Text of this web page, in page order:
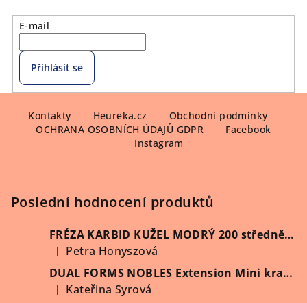
E-mail
Přihlásit se
Kontakty Heureka.cz
Obchodní podminky
OCHRANA OSOBNÍCH ÚDAJŮ GDPR
Facebook
Instagram
Poslední hodnocení produktů
FRÉZA KARBID KUŽEL MODRÝ 200 středně hrubý (Vybrat průměr)
Hodnocení produktu je 5 z 5 hvězdiček.
|
Petra Honyszová
DUAL FORMS NOBLES Extension Mini kratší 60 ks/krabička
Hodnocení produktu je 5 z 5 hvězdiček.
| Kateřina Syrová